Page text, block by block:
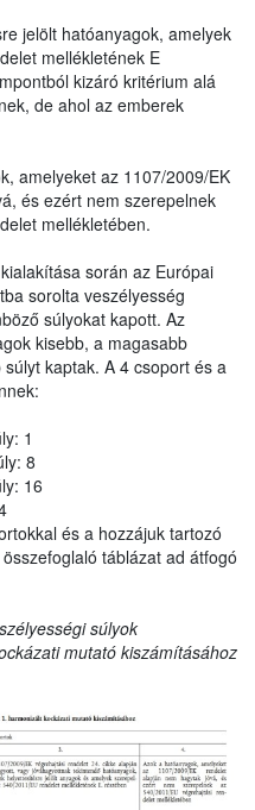
jelölt hatóanyagok, amelyek
mellékletének E
kizáró kritérium alá
de ahol az emberek
amelyeket az 1107/2009/EK
és ezért nem szerepelnek
mellékletében.
során az Európai
sorolta veszélyesség
súlyokat kapott. Az
kisebb, a magasabb
kaptak. A 4 csoport és a
1
8
16
és a hozzájuk tartozó
táblázat ad átfogó
súlyok
mutató kiszámításához